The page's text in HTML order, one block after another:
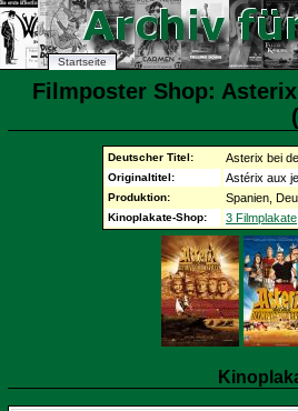
Startseite
Filmposter Shop:
Deutscher Titel: Asterix bei
Originaltitel: Astérix aux
Produktion: Spanien,
Kinoplakate-Shop: 3 Filmplakate